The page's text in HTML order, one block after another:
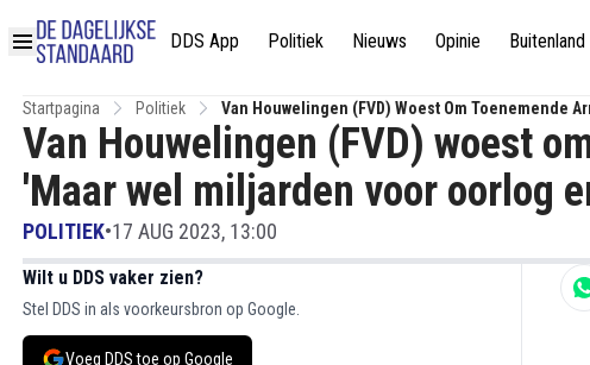
DDS App Politiek Nieuws Opinie Buitenland
Startpagina Politiek
Van Houwelingen (FVD) Woest Om Toenemende
Klimaatbeleid!'
Van Houwelingen (FVD) woest
'Maar wel miljarden voor oorlog
POLITIEK•17 AUG 2023, 13:00
Wilt u DDS vaker zien?
Stel DDS in als voorkeursbron op Google.
Voeg DDS toe op Google